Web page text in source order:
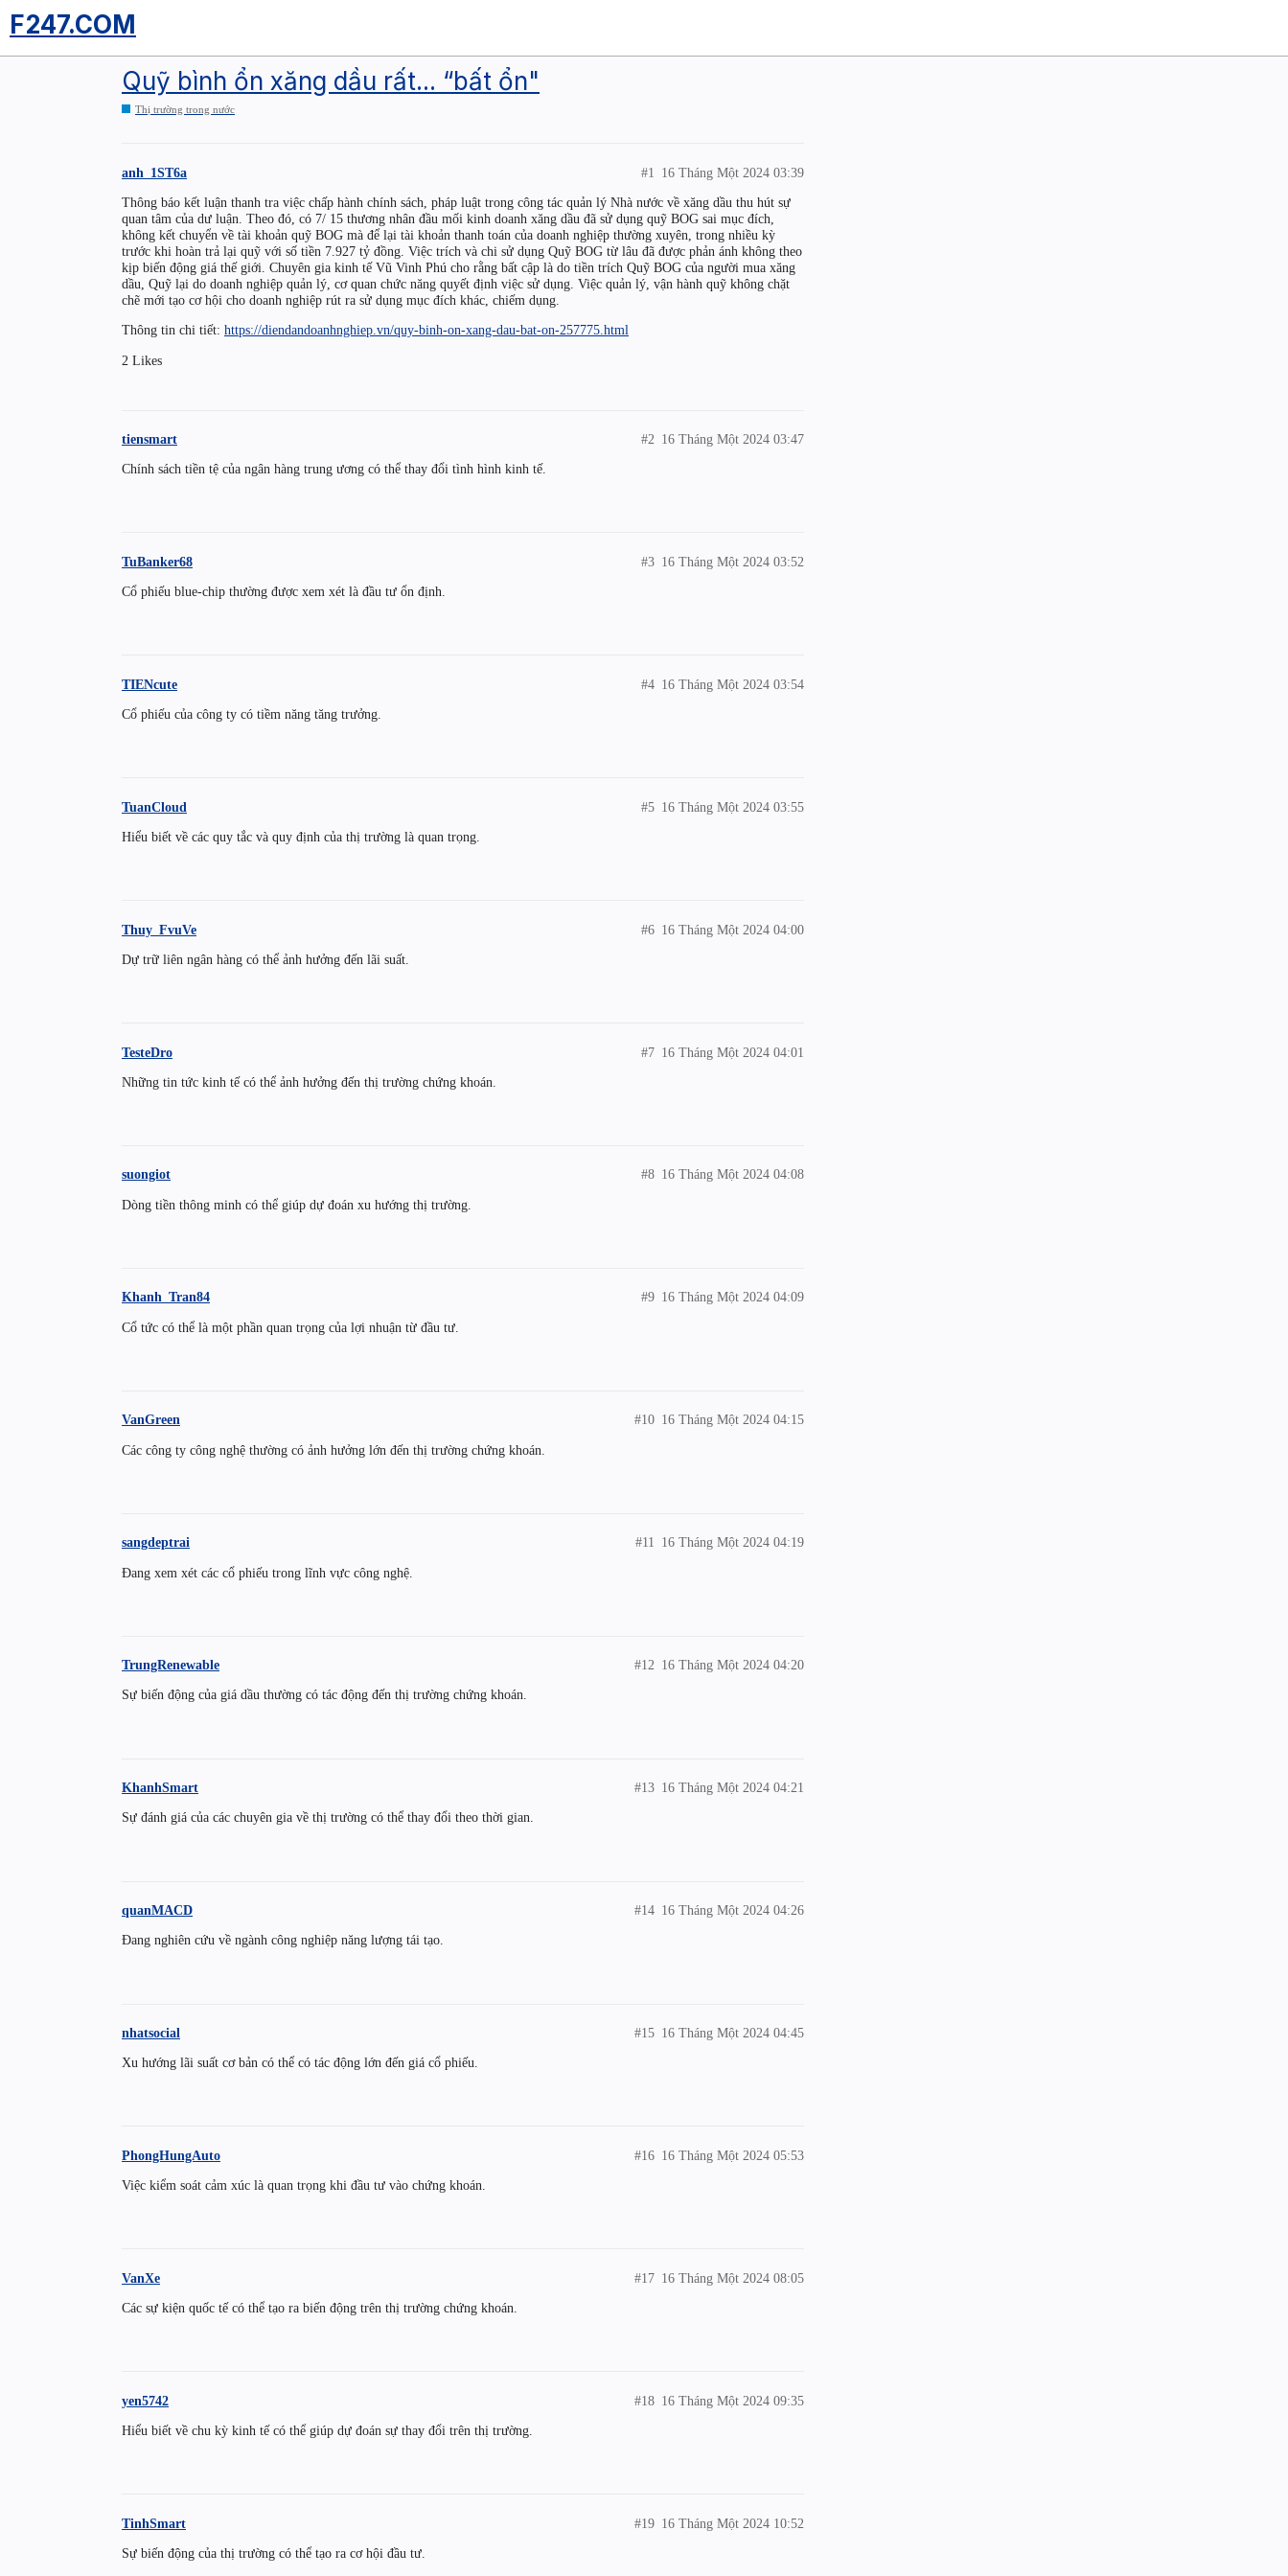
F247.COM
Quỹ bình ổn xăng dầu rất... “bất ổn"
Thị trường trong nước
anh_1ST6a 16 Tháng Một 2024 03:39
#1
Thông báo kết luận thanh tra việc chấp hành chính sách, pháp luật trong công tác quản lý Nhà nước về xăng dầu thu hút sự
quan tâm của dư luận. Theo đó, có 7/ 15 thương nhân đầu mối kinh doanh xăng dầu đã sử dụng quỹ BOG sai mục đích,
không kết chuyển về tài khoản quỹ BOG mà để lại tài khoản thanh toán của doanh nghiệp thường xuyên, trong nhiều kỳ
trước khi hoàn trả lại quỹ với số tiền 7.927 tỷ đồng. Việc trích và chi sử dụng Quỹ BOG từ lâu đã được phản ánh không theo
kịp biến động giá thế giới. Chuyên gia kinh tế Vũ Vinh Phú cho rằng bất cập là do tiền trích Quỹ BOG của người mua xăng
dầu, Quỹ lại do doanh nghiệp quản lý, cơ quan chức năng quyết định việc sử dụng. Việc quản lý, vận hành quỹ không chặt
chẽ mới tạo cơ hội cho doanh nghiệp rút ra sử dụng mục đích khác, chiếm dụng.
Thông tin chi tiết: https://diendandoanhnghiep.vn/quy-binh-on-xang-dau-bat-on-257775.html
2 Likes
tiensmart 16 Tháng Một 2024 03:47
#2
Chính sách tiền tệ của ngân hàng trung ương có thể thay đổi tình hình kinh tế.
TuBanker68 16 Tháng Một 2024 03:52
#3
Cổ phiếu blue-chip thường được xem xét là đầu tư ổn định.
TIENcute 16 Tháng Một 2024 03:54
#4
Cổ phiếu của công ty có tiềm năng tăng trưởng.
TuanCloud 16 Tháng Một 2024 03:55
#5
Hiểu biết về các quy tắc và quy định của thị trường là quan trọng.
Thuy_FvuVe 16 Tháng Một 2024 04:00
#6
Dự trữ liên ngân hàng có thể ảnh hưởng đến lãi suất.
TesteDro 16 Tháng Một 2024 04:01
#7
Những tin tức kinh tế có thể ảnh hưởng đến thị trường chứng khoán.
suongiot 16 Tháng Một 2024 04:08
#8
Dòng tiền thông minh có thể giúp dự đoán xu hướng thị trường.
Khanh_Tran84 16 Tháng Một 2024 04:09
#9
Cổ tức có thể là một phần quan trọng của lợi nhuận từ đầu tư.
VanGreen 16 Tháng Một 2024 04:15
#10
Các công ty công nghệ thường có ảnh hưởng lớn đến thị trường chứng khoán.
sangdeptrai 16 Tháng Một 2024 04:19
#11
Đang xem xét các cổ phiếu trong lĩnh vực công nghệ.
TrungRenewable 16 Tháng Một 2024 04:20
#12
Sự biến động của giá dầu thường có tác động đến thị trường chứng khoán.
KhanhSmart 16 Tháng Một 2024 04:21
#13
Sự đánh giá của các chuyên gia về thị trường có thể thay đổi theo thời gian.
quanMACD 16 Tháng Một 2024 04:26
#14
Đang nghiên cứu về ngành công nghiệp năng lượng tái tạo.
nhatsocial 16 Tháng Một 2024 04:45
#15
Xu hướng lãi suất cơ bản có thể có tác động lớn đến giá cổ phiếu.
PhongHungAuto 16 Tháng Một 2024 05:53
#16
Việc kiểm soát cảm xúc là quan trọng khi đầu tư vào chứng khoán.
VanXe 16 Tháng Một 2024 08:05
#17
Các sự kiện quốc tế có thể tạo ra biến động trên thị trường chứng khoán.
yen5742 16 Tháng Một 2024 09:35
#18
Hiểu biết về chu kỳ kinh tế có thể giúp dự đoán sự thay đổi trên thị trường.
TinhSmart 16 Tháng Một 2024 10:52
#19
Sự biến động của thị trường có thể tạo ra cơ hội đầu tư.